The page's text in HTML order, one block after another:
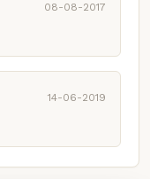
08-08-2017
14-06-2019